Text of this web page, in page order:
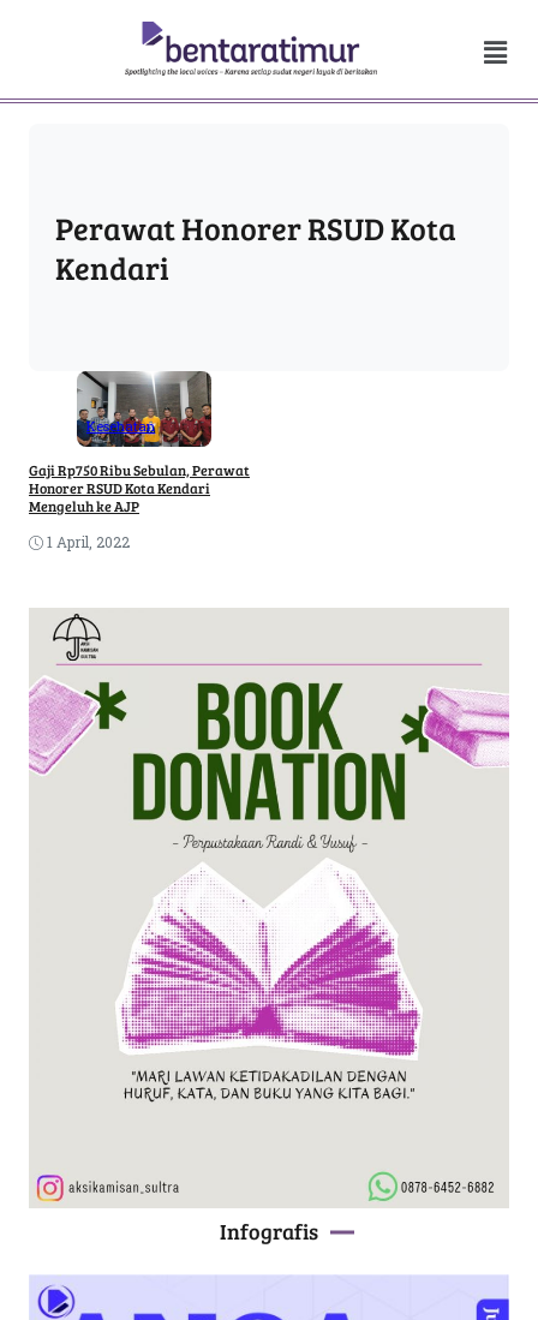
Perawat Honorer RSUD Kota
Kendari
Kesehatan
Gaji Rp750 Ribu Sebulan, Perawat
Honorer RSUD Kota Kendari
Mengeluh ke AJP
1 April, 2022
Infografis